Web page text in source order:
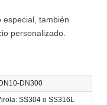
especial, también
personalizado.
DN300
SS304 o SS316L